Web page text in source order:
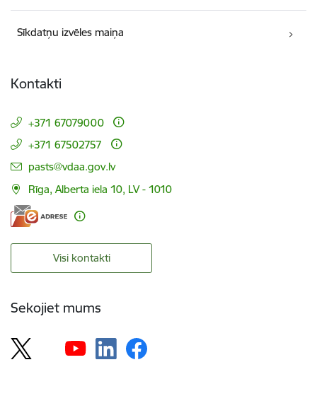
Sīkdatņu izvēles maiņa
Kontakti
+371 67079000
+371 67502757
E-pasts:
pasts@vdaa.gov.lv
Rīga, Alberta iela 10, LV - 1010
Visi kontakti
Sekojiet mums